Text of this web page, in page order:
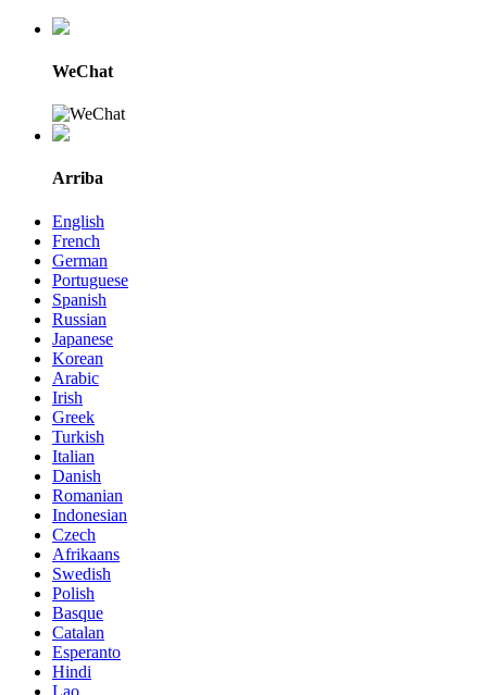
WeChat
Arriba
English
French
German
Portuguese
Spanish
Russian
Japanese
Korean
Arabic
Irish
Greek
Turkish
Italian
Danish
Romanian
Indonesian
Czech
Afrikaans
Swedish
Polish
Basque
Catalan
Esperanto
Hindi
Lao